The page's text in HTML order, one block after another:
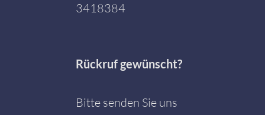
3418384
Rückruf gewünscht?
Bitte senden Sie uns